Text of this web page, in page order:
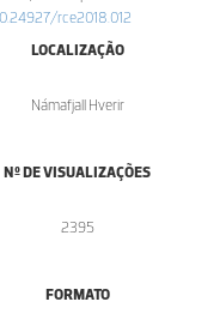
rce2018.012
LOCALIZAÇÃO
Námafjall Hverir
Nº DE VISUALIZAÇÕES
2395
FORMATO